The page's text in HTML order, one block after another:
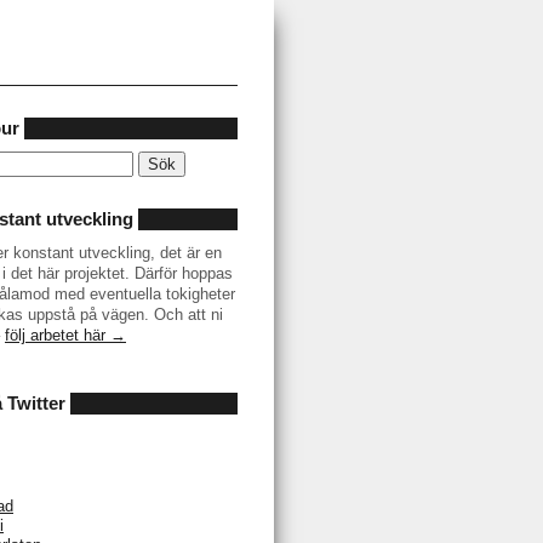
utveckling
konstant utveckling, det är en
det här projektet. Därför hoppas
med eventuella tokigheter
uppstå på vägen. Och att ni
följ arbetet här →
Twitter